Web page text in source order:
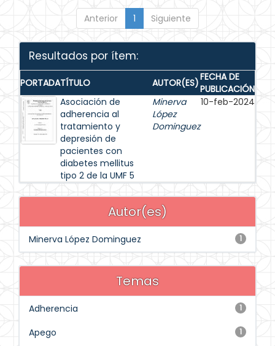
Anterior 1 Siguiente
Resultados por ítem:
PORTADATÍTULO AUTOR(ES)FECHA DE
PUBLICACIÓN
Asociación de
adherencia al
tratamiento y
depresión de
pacientes con
diabetes mellitus
tipo 2 de la UMF 5
Minerva
López
Dominguez
10-feb-2024
Autor(es)
1
Minerva López Dominguez
Temas
1
Adherencia
1
Apego